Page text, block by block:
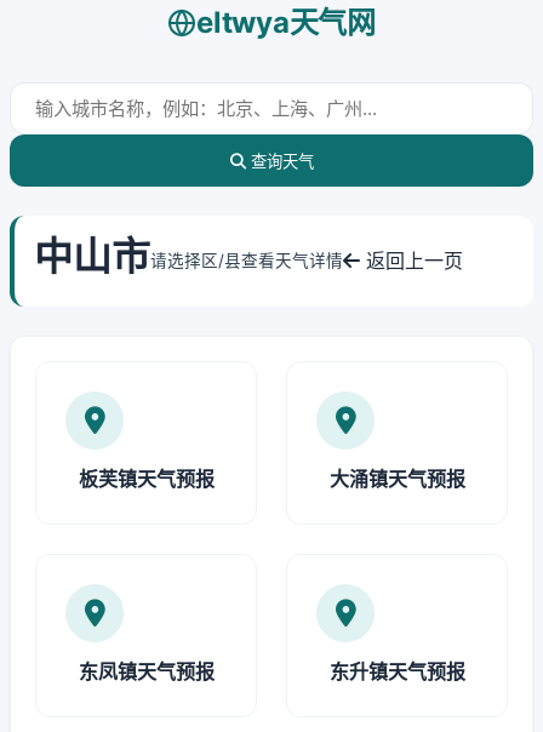
eltwya天气网
查询天气
中山市请选择区/县查看天气详情 返回上一页
板芙镇天气预报 大涌镇天气预报
东凤镇天气预报 东升镇天气预报